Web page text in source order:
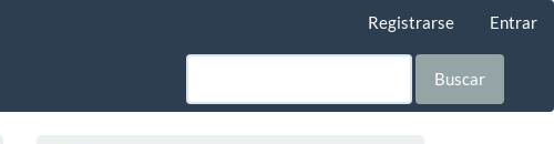
Registrarse Entrar
Buscar